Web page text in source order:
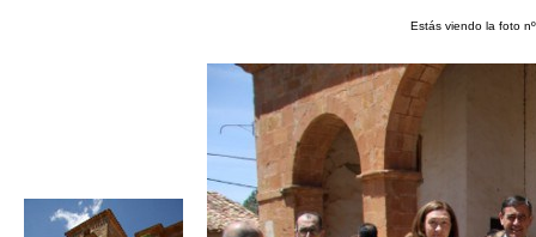
Estás viendo la foto